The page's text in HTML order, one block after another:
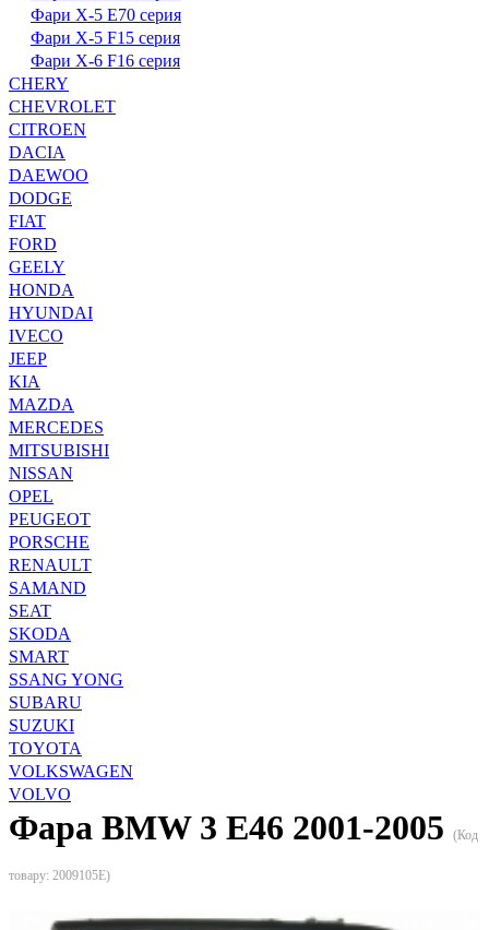
Фари X-5 E70 серия
Фари X-5 F15 серия
Фари X-6 F16 серия
CHERY
CHEVROLET
CITROEN
DACIA
DAEWOO
DODGE
FIAT
FORD
GEELY
HONDA
HYUNDAI
IVECO
JEEP
KIA
MAZDA
MERCEDES
MITSUBISHI
NISSAN
OPEL
PEUGEOT
PORSCHE
RENAULT
SAMAND
SEAT
SKODA
SMART
SSANG YONG
SUBARU
SUZUKI
TOYOTA
VOLKSWAGEN
VOLVO
Фара BMW 3 E46 2001-2005 (Код
товару: 2009105E)